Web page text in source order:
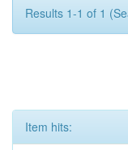
Results 1-1 of 1
Item hits: